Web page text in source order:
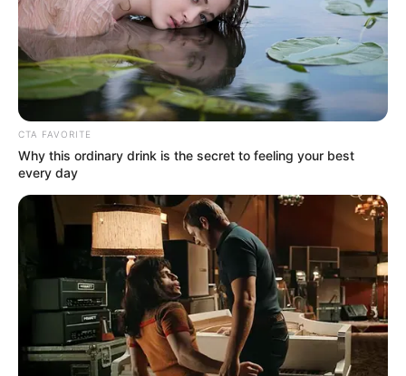
CTA FAVORITE
Why this ordinary drink is the secret to feeling your best
every day